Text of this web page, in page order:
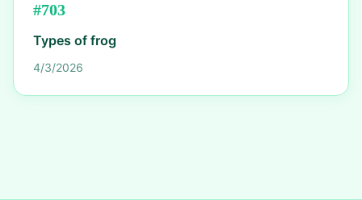
#703
Types of frog
4/3/2026